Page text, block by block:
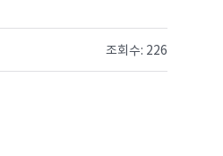
조회수: 226